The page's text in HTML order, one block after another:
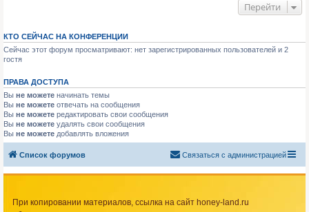
Перейти
КТО СЕЙЧАС НА КОНФЕРЕНЦИИ
Сейчас этот форум просматривают: нет зарегистрированных пользователей и 2
гостя
ПРАВА ДОСТУПА
Вы не можете начинать темы
Вы не можете отвечать на сообщения
Вы не можете редактировать свои сообщения
Вы не можете удалять свои сообщения
Вы не можете добавлять вложения
Список форумов Связаться с администрацией
При копировании материалов, ссылка на сайт honey-land.ru